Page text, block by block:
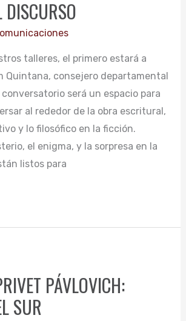
talleres, el primero estará a
Quintana, consejero departamental
será un espacio para
al rededor de la obra escritural,
y lo filosófico en la ficción.
el enigma, y la sorpresa en la
listos para
PÁVLOVICH:
SUR